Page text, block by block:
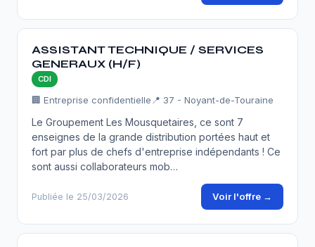
ASSISTANT TECHNIQUE / SERVICES
GENERAUX (H/F)
CDI
🏢 Entreprise confidentielle 📍 37 - Noyant-de-Touraine
Le Groupement Les Mousquetaires, ce sont 7
enseignes de la grande distribution portées haut et
fort par plus de chefs d'entreprise indépendants ! Ce
sont aussi collaborateurs mob…
Publiée le 25/03/2026 Voir l'offre →